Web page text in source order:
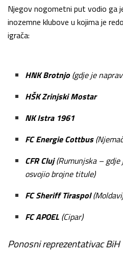
Njegov nogometni put vodio ga
inozemne klubove u kojima je
igrača:
HNK Brotnjo(gdje je
HŠK Zrinjski Mostar
NK Istra 1961
FC Energie Cottbus
CFR Cluj(Rumunjska –
osvojio brojne titule)
FC Sheriff Tiraspol
FC APOEL (Cipar)
Ponosni reprezentativac BiH